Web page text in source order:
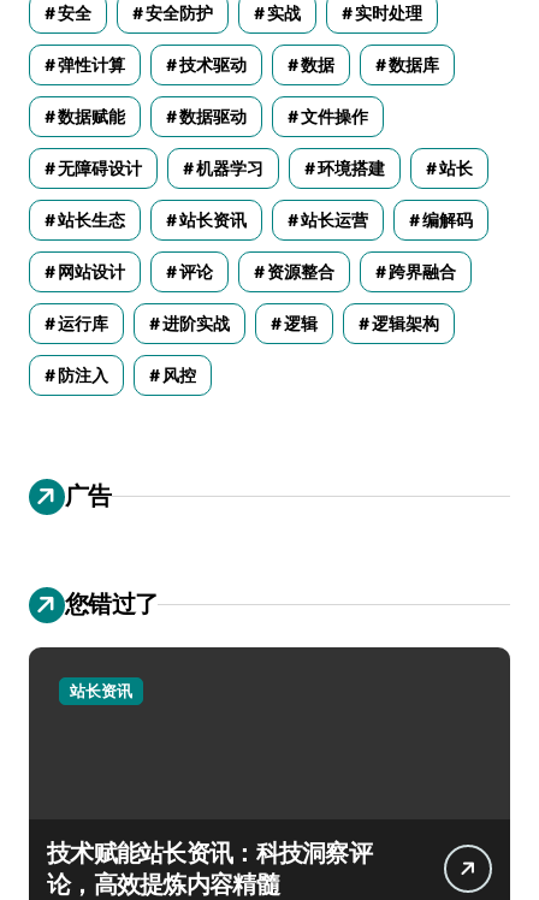
安全 安全防护 实战 实时处理
弹性计算 技术驱动 数据 数据库
数据赋能 数据驱动 文件操作
无障碍设计 机器学习 环境搭建 站长
站长生态 站长资讯 站长运营 编解码
网站设计 评论 资源整合 跨界融合
运行库 进阶实战 逻辑 逻辑架构
防注入 风控
广告
您错过了
站长资讯
技术赋能站长资讯：科技洞察评
论，高效提炼内容精髓